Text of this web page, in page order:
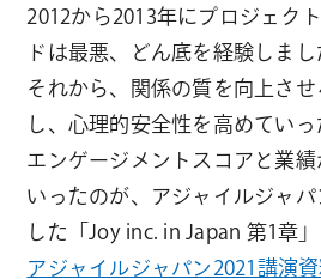
2012から2013年にプロジェク
ドは最悪、どん底を経験しまし
それから、関係の質を向上さ
し、心理的安全性を高めてい
エンゲージメントスコアと業績
いったのが、アジャイルジャ
した「Joy inc. in Japan 第1章」
アジャイルジャパン2021講演